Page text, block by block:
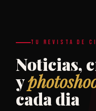
TU REVISTA DE
Noticias,
y
cada dia